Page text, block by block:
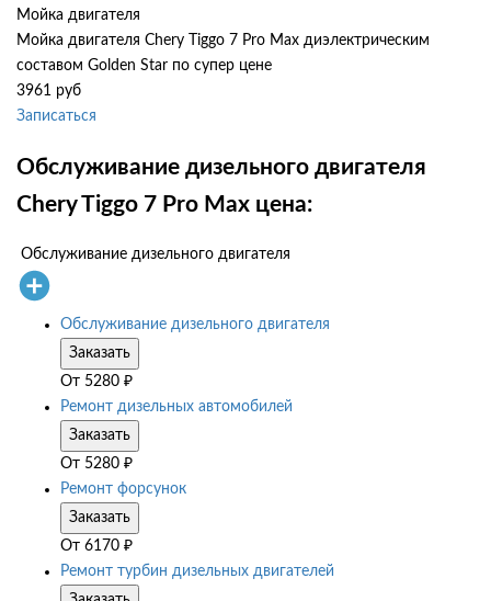
Мойка двигателя
Мойка двигателя Chery Tiggo 7 Pro Max диэлектрическим
составом Golden Star по супер цене
3961 руб
Записаться
Обслуживание дизельного двигателя
Chery Tiggo 7 Pro Max цена:
Обслуживание дизельного двигателя
Обслуживание дизельного двигателя
Заказать
От 5280 ₽
Ремонт дизельных автомобилей
Заказать
От 5280 ₽
Ремонт форсунок
Заказать
От 6170 ₽
Ремонт турбин дизельных двигателей